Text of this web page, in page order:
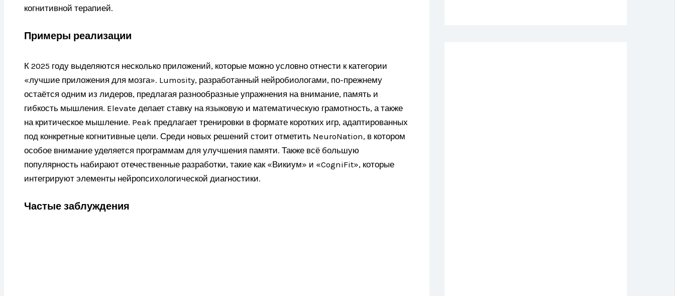
когнитивной терапией.
Примеры реализации
К 2025 году выделяются несколько приложений, которые можно условно отнести к категории
«лучшие приложения для мозга». Lumosity, разработанный нейробиологами, по-прежнему
остаётся одним из лидеров, предлагая разнообразные упражнения на внимание, память и
гибкость мышления. Elevate делает ставку на языковую и математическую грамотность, а также
на критическое мышление. Peak предлагает тренировки в формате коротких игр, адаптированных
под конкретные когнитивные цели. Среди новых решений стоит отметить NeuroNation, в котором
особое внимание уделяется программам для улучшения памяти. Также всё большую
популярность набирают отечественные разработки, такие как «Викиум» и «CogniFit», которые
интегрируют элементы нейропсихологической диагностики.
Частые заблуждения